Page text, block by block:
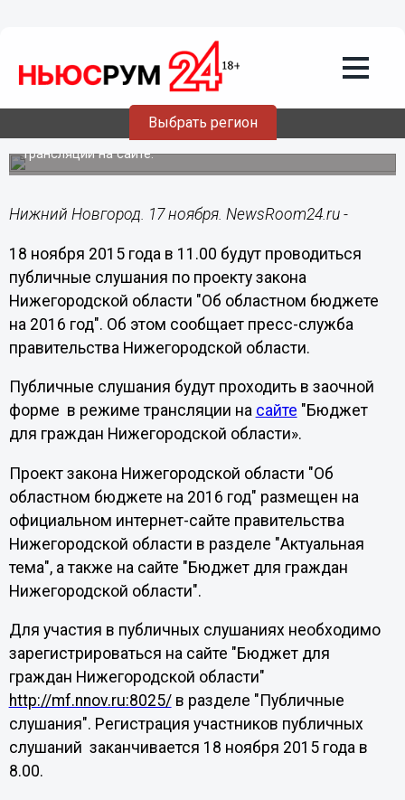
Выбрать регион
Публичные слушания по проекту
закона Нижегородской области "Об
областном бюджете на 2016 год"
состоятся 18 ноября
Слушания будут проходить в заочной форме в режиме
трансляции на сайте.
Нижний Новгород. 17 ноября. NewsRoom24.ru -
18 ноября 2015 года в 11.00 будут проводиться
публичные слушания по проекту закона
Нижегородской области "Об областном бюджете
на 2016 год". Об этом сообщает пресс-служба
правительства Нижегородской области.
Публичные слушания будут проходить в заочной
форме в режиме трансляции на сайте "Бюджет
для граждан Нижегородской области».
Проект закона Нижегородской области "Об
областном бюджете на 2016 год" размещен на
официальном интернет-сайте правительства
Нижегородской области в разделе "Актуальная
тема", а также на сайте "Бюджет для граждан
Нижегородской области".
Для участия в публичных слушаниях необходимо
зарегистрироваться на сайте "Бюджет для
граждан Нижегородской области"
http://mf.nnov.ru:8025/в разделе "Публичные
слушания". Регистрация участников публичных
слушаний заканчивается 18 ноября 2015 года в
8.00.